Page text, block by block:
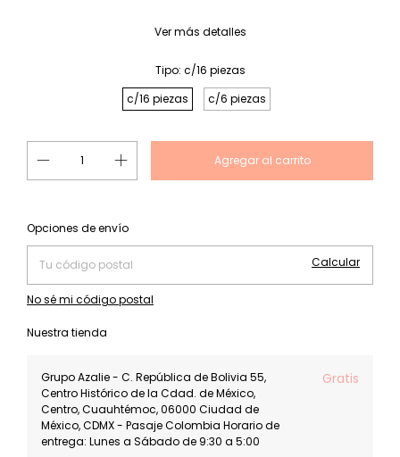
Ver más detalles
Tipo: c/16 piezas
c/16 piezas
c/6 piezas
Entregas para el CP:
Opciones de envío
Calcular
No sé mi código postal
Nuestra tienda
Grupo Azalie - C. República de Bolivia 55,
Centro Histórico de la Cdad. de México,
Centro, Cuauhtémoc, 06000 Ciudad de
México, CDMX - Pasaje Colombia Horario de
entrega: Lunes a Sábado de 9:30 a 5:00
Gratis